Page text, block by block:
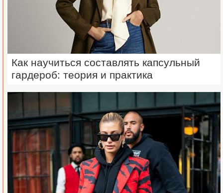
Как научиться составлять капсульный
гардероб: теория и практика